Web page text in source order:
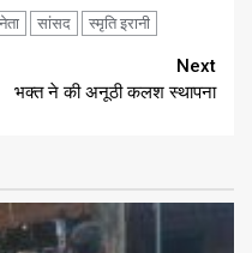
सांसद स्मृति इरानी
Next
भक्त ने की अनूठी कलश स्थापना